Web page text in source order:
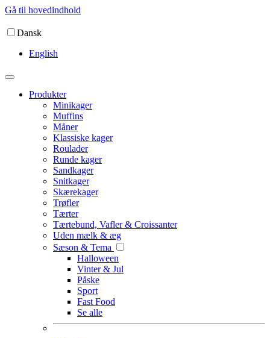
Gå til hovedindhold
Dansk
English
Produkter
Minikager
Muffins
Måner
Klassiske kager
Roulader
Runde kager
Sandkager
Snitkager
Skærekager
Trøfler
Tærter
Tærtebund, Vafler & Croissanter
Uden mælk & æg
Sæson & Tema
Halloween
Vinter & Jul
Påske
Sport
Fast Food
Se alle